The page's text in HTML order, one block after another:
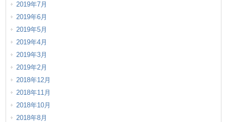
2019年7月
2019年6月
2019年5月
2019年4月
2019年3月
2019年2月
2018年12月
2018年11月
2018年10月
2018年8月